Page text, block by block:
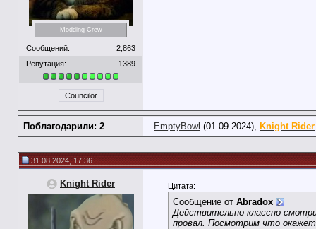
Modding Crew
Сообщений:
2,863
Репутация:
1389
Councilor
Поблагодарили: 2 EmptyBowl (01.09.2024), Knight Rider
31.08.2024, 17:36
Knight Rider Цитата:
Сообщение от Abradox
Действительно классно
провал. Посмотрим что